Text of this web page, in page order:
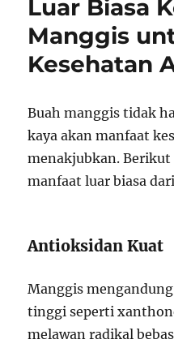
Luar Biasa
Manggis
Kesehatan
Buah manggis tidak
kaya akan manfaat
menakjubkan. Berikut
manfaat luar biasa
Antioksidan Kuat
Manggis
tinggi seperti
melawan radikal